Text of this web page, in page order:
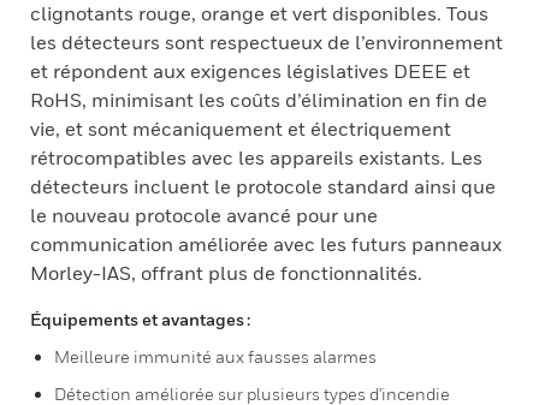
clignotants rouge, orange et vert disponibles. Tous
les détecteurs sont respectueux de l’environnement
et répondent aux exigences législatives DEEE et
RoHS, minimisant les coûts d’élimination en fin de
vie, et sont mécaniquement et électriquement
rétrocompatibles avec les appareils existants. Les
détecteurs incluent le protocole standard ainsi que
le nouveau protocole avancé pour une
communication améliorée avec les futurs panneaux
Morley-IAS, offrant plus de fonctionnalités.
Équipements et avantages :
Meilleure immunité aux fausses alarmes
Détection améliorée sur plusieurs types d'incendie